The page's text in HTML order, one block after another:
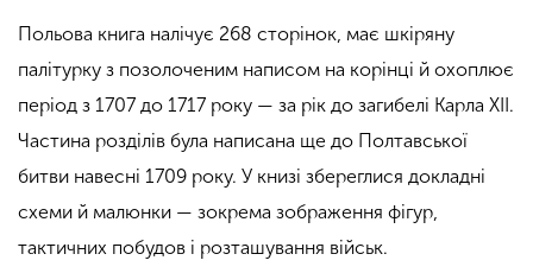
Польова книга налічує 268 сторінок, має шкіряну
палітурку з позолоченим написом на корінці й охоплює
період з 1707 до 1717 року — за рік до загибелі Карла XII.
Частина розділів була написана ще до Полтавської
битви навесні 1709 року. У книзі збереглися докладні
схеми й малюнки — зокрема зображення фігур,
тактичних побудов і розташування військ.